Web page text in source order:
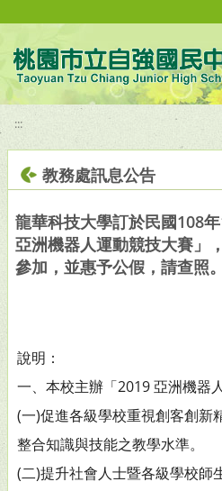
:::
教務處訊息公告
龍華科技大學訂於民國108
亞洲機器人運動競技大賽」
參加，並惠予公假，請查照。
說明：
一、本校主辦「2019 亞洲機器
(一)促進各級學校重視創客創新
整合知識與技能之教學水準。
(二)提升社會人士暨各級學校師